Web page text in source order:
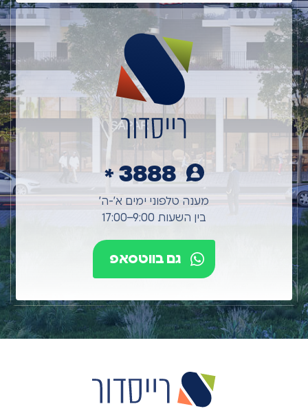
3888
מענה טלפוני ימים א’-ה’
בין השעות 9:00–17:00
גם בווטסאפ